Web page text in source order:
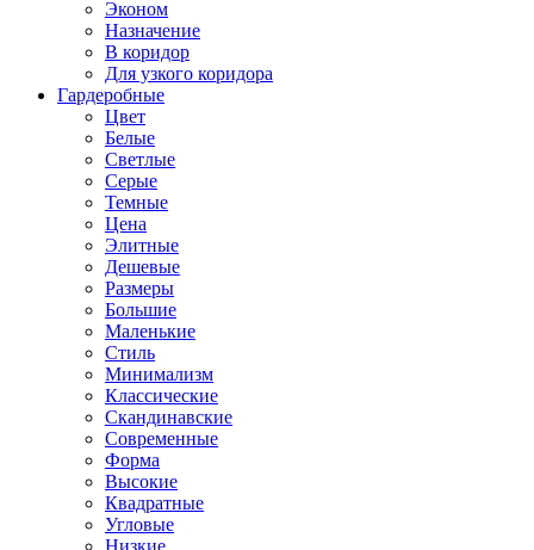
Эконом
Назначение
В коридор
Для узкого коридора
Гардеробные
Цвет
Белые
Светлые
Серые
Темные
Цена
Элитные
Дешевые
Размеры
Большие
Маленькие
Стиль
Минимализм
Классические
Скандинавские
Современные
Форма
Высокие
Квадратные
Угловые
Низкие